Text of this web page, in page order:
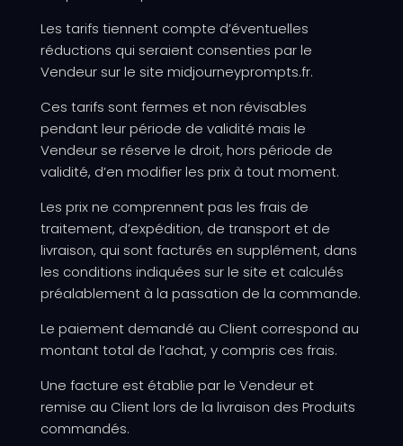
Les tarifs tiennent compte d’éventuelles
réductions qui seraient consenties par le
Vendeur sur le site midjourneyprompts.fr.
Ces tarifs sont fermes et non révisables
pendant leur période de validité mais le
Vendeur se réserve le droit, hors période de
validité, d’en modifier les prix à tout moment.
Les prix ne comprennent pas les frais de
traitement, d’expédition, de transport et de
livraison, qui sont facturés en supplément, dans
les conditions indiquées sur le site et calculés
préalablement à la passation de la commande.
Le paiement demandé au Client correspond au
montant total de l’achat, y compris ces frais.
Une facture est établie par le Vendeur et
remise au Client lors de la livraison des Produits
commandés.